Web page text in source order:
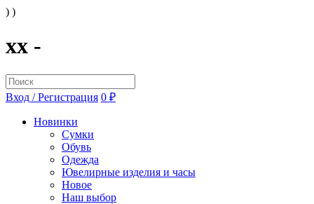
) )
xx -
Вход / Регистрация 0 ₽
Новинки
Сумки
Обувь
Одежда
Ювелирные изделия и часы
Новое
Наш выбор